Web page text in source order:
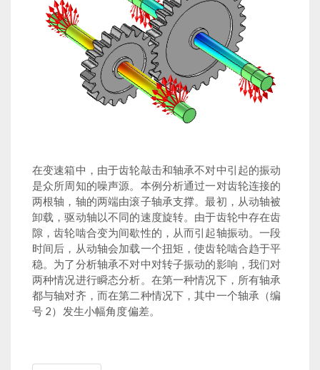
在变速箱中，由于齿轮敲击和轴承不对中引起的振动
是众所周知的噪声源。本例分析通过一对齿轮连接的
两根轴，轴的两端由滚子轴承支撑。最初，从动轴被
卸载，驱动轴以不同的速度旋转。由于齿轮中存在齿
隙，齿轮啮合变为间歇性的，从而引起轴振动。一段
时间后，从动轴会加载一个扭矩，使齿轮啮合趋于平
稳。为了分析轴承不对中对转子振动的影响，我们对
两种情况进行瞬态分析。在第一种情况下，所有轴承
都与轴对齐，而在第二种情况下，其中一个轴承（编
号 2）发生小幅角度偏差。